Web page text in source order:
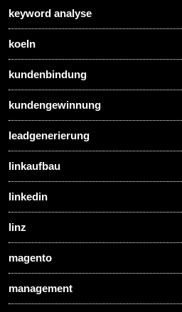
keyword analyse
koeln
kundenbindung
kundengewinnung
leadgenerierung
linkaufbau
linkedin
linz
magento
management